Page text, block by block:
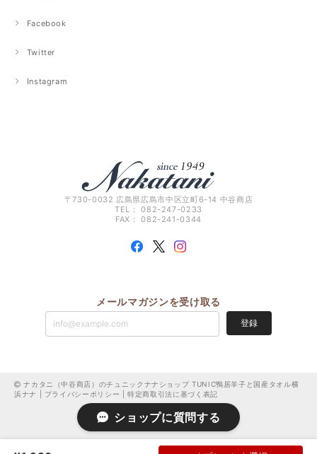
Facebook
Twitter
Instagram
〒730-0032 広島県広島市中区立町6-14 中谷商店
TEL： 082-247-0233
FAX： 082-241-0344
メールマガジンを受け取る
登録
ナカタニ（中谷商店）のチュニックナナショップ TUNIC鴨居羊子と国産タオル横
浜ナナ | プライバシーポリシー |特定商取引法に基づく表記
ショップに質問する